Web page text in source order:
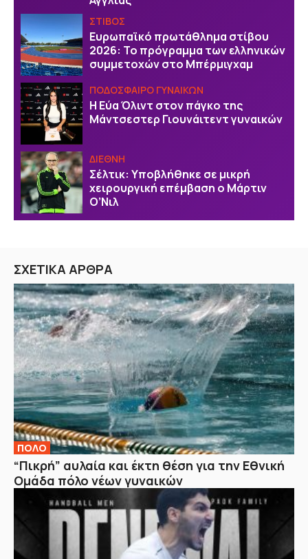
ΣΤΙΒΟΣ
Ευρωπαϊκό πρωτάθλημα στίβου
2026: Το πρόγραμμα των ελληνικών
συμμετοχών στο Μπέρμιγχαμ
ΠΟΔΟΣΦΑΙΡΟ ΓΥΝΑΙΚΩΝ
Η Εύα Όλιντ στον πάγκο της
Μάντσεστερ Γιουνάιτεντ γυναικών
ΔΙΕΘΝΗ
Σέλτικ: Υποβλήθηκε σε μικρή
χειρουργική επέμβαση ο Μάρτιν
Ο’Νιλ
ΣΧΕΤΙΚΑ ΑΡΘΡΑ
ΠΟΛΟ
“Πικρή” αυλαία και έκτη θέση για την Εθνική
Ομάδα πόλο νέων γυναικών